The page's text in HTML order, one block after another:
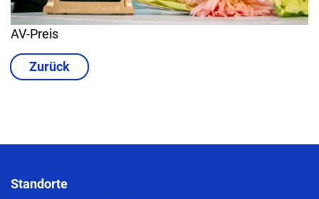
AV-Preis
Zurück
Standorte